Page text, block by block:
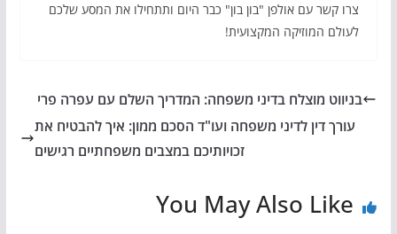
צרו קשר עם אולפן "בון בון" כבר היום ותתחילו את המסע שלכם
לעולם המוזיקה המקצועית!
בניווט מוצלח בדיני משפחה: המדריך השלם עם עפרה פרי
עורך דין לדיני משפחה ועו"ד הסכם ממון: איך להבטיח את
זכויותיכם במצבים משפחתיים רגישים
You May Also Like